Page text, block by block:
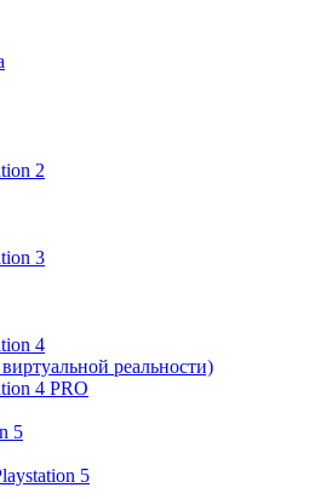
2
3
4
реальности)
4 PRO
5
5